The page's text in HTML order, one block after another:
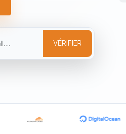
VÉRIFIER